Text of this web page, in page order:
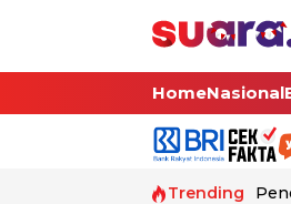
HomeNasional
Trending